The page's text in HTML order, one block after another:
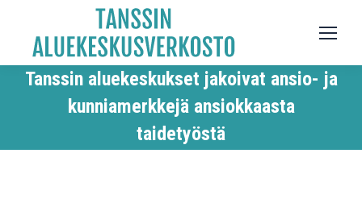
Tanssin aluekeskukset jakoivat ansio- ja
kunniamerkkejä ansiokkaasta
taidetyöstä